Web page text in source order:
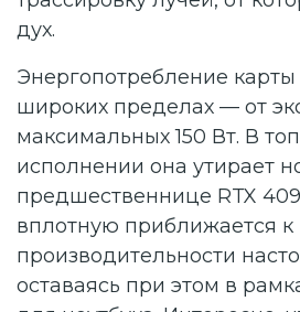
дух.
Энергопотребление карты
широких пределах — от
максимальных 150 Вт. В
исполнении она утирает
предшественнице RTX
вплотную приближается к
производительности
оставаясь при этом в